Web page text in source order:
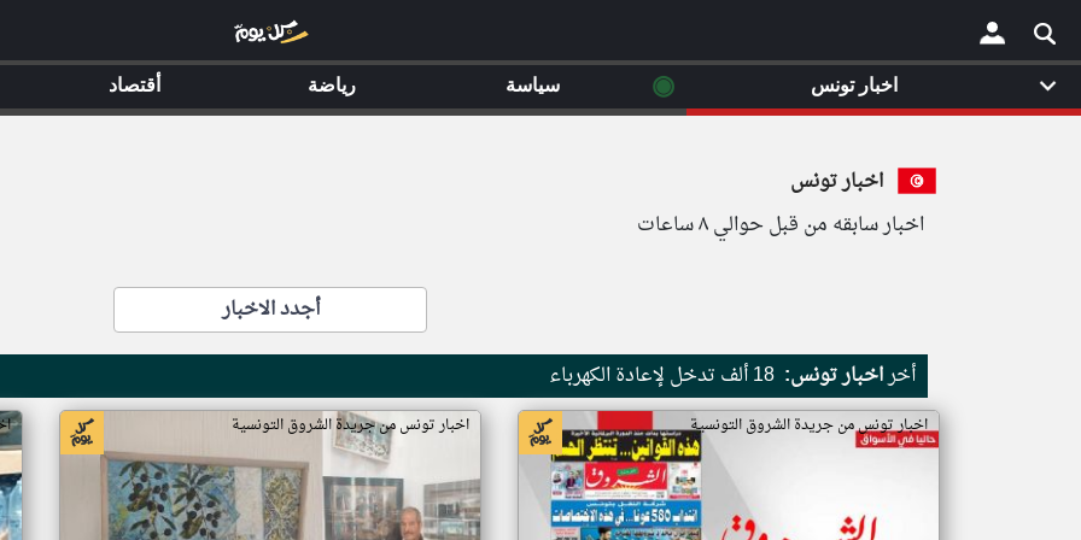
×
اخبار تونس
اخبار سابقه من قبل حوالي ٨ ساعات
أجدد الاخبار
أخراخبار تونس: 18 ألف تدخل لإعادة الكهرباء
اخبار تونس من جريدة الشروق التونسية اخبار تونس من جريدة الشروق التونسية
اخبار تونس ◉ سياسة رياضة أقتصاد